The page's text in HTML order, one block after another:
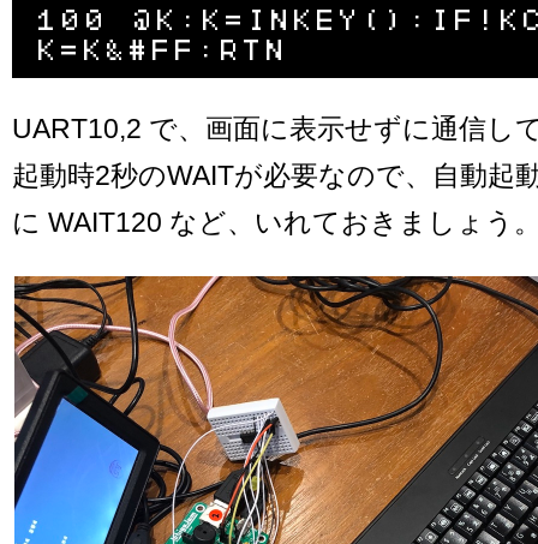
100
UART10,2 で、画面に表示せずに通信し
起動時2秒のWAITが必要なので、自動起
に WAIT120 など、いれておきましょう